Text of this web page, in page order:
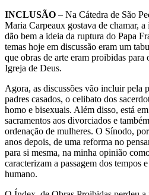
INCLUSÃO – Na Cátedra de São
Maria Carpeaux gostava de chamar,
dão bem a ideia da ruptura do Papa
temas hoje em discussão eram um
que obras de arte eram proibidas
Igreja de Deus.
Agora, as discussões vão incluir pela
padres casados, o celibato dos
homo e bisexuais. Além disso, está
sacramentos aos divorciados e
ordenação de mulheres. O Sínodo,
anos depois, de uma reforma no
para si mesma, na minha opinião
caracterizam a passagem dos tempos
humano.